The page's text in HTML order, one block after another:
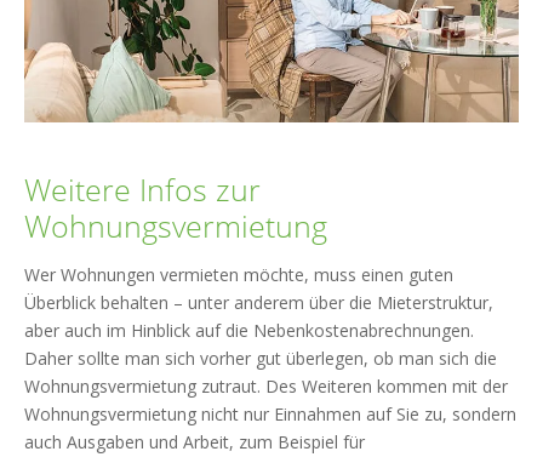
Weitere Infos zur
Wohnungsvermietung
Wer Wohnungen vermieten möchte, muss einen guten
Überblick behalten – unter anderem über die Mieterstruktur,
aber auch im Hinblick auf die Nebenkostenabrechnungen.
Daher sollte man sich vorher gut überlegen, ob man sich die
Wohnungsvermietung zutraut. Des Weiteren kommen mit der
Wohnungsvermietung nicht nur Einnahmen auf Sie zu, sondern
auch Ausgaben und Arbeit, zum Beispiel für